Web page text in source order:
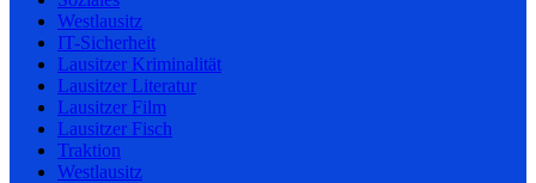
Westlausitz
IT-Sicherheit
Lausitzer Kriminalität
Lausitzer Literatur
Lausitzer Film
Lausitzer Fisch
Traktion
Westlausitz